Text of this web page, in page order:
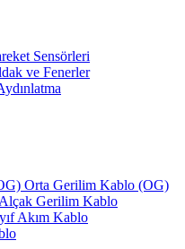
Sensörleri
ve Fenerler
Orta Gerilim Kablo (OG)
Alçak Gerilim Kablo
Akım Kablo